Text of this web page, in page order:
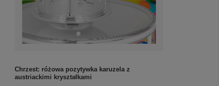
Chrzest: różowa pozytywka karuzela z
austriackimi kryształkami